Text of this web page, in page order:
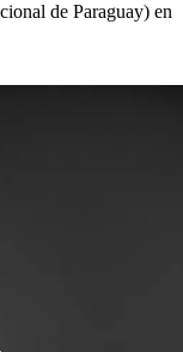
de Paraguay) en